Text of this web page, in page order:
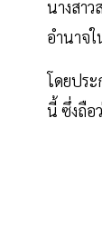
นางสา
อำนาจ
โดยปร
นี้ ซึ่งถือ